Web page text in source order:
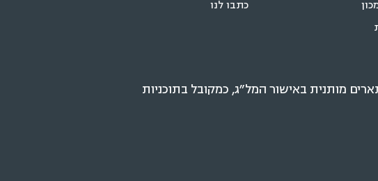
כתבו לנו
מותנית באישור המל״ג, כמקובל בתוכניות